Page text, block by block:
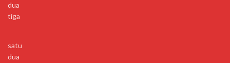
dua
tiga
satu
dua